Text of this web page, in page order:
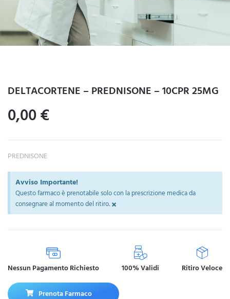
DELTACORTENE – PREDNISONE – 10CPR 25MG
0,00€
PREDNISONE
Avviso Importante!
Questo farmaco è prenotabile solo con la prescrizione medica da
consegnare al momento del ritiro.×
Nessun Pagamento Richiesto 100% Validi Ritiro Veloce
Prenota Farmaco